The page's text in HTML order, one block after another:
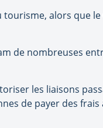
alors que le
de nombreuses
les liaisons
de payer des frais